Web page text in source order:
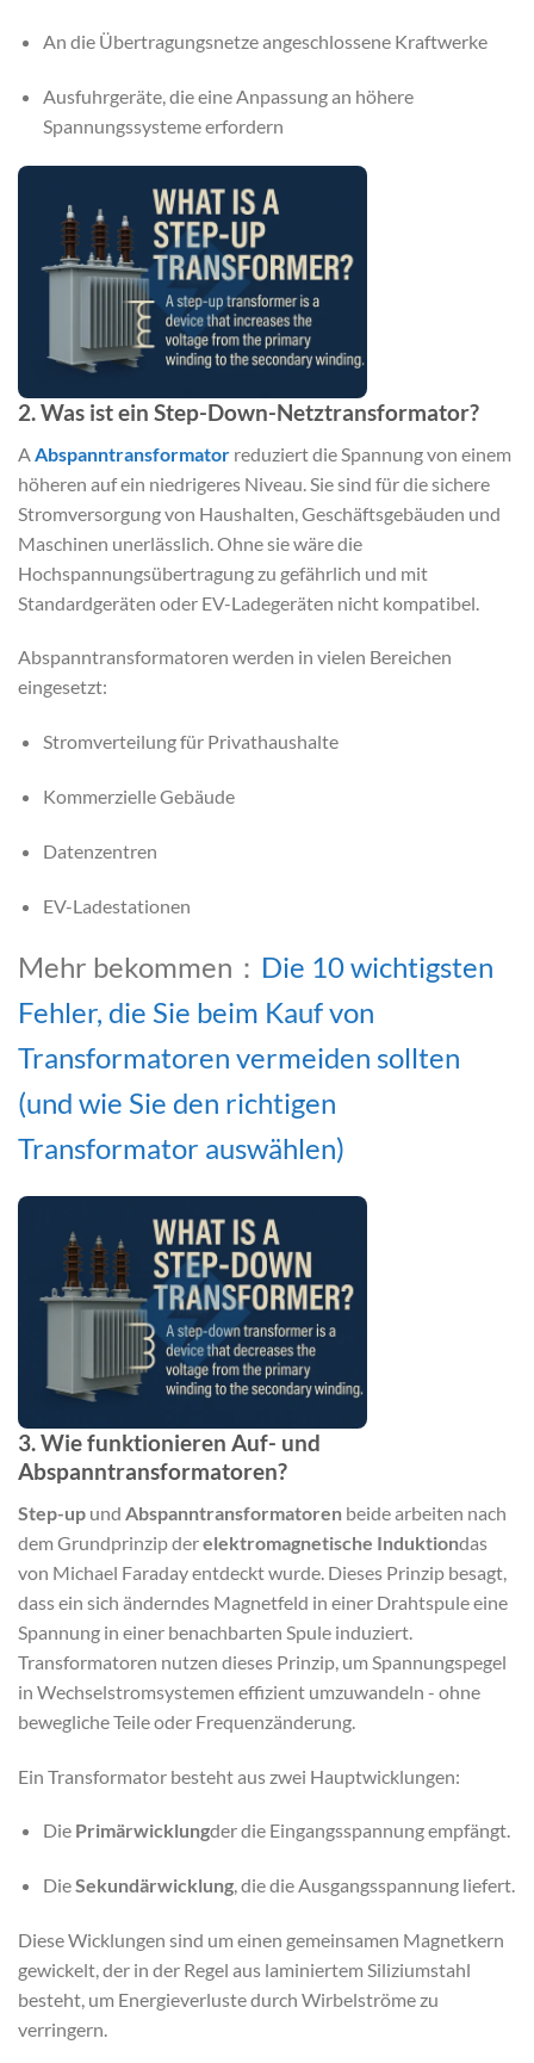
An die Übertragungsnetze angeschlossene Kraftwerke
Ausfuhrgeräte, die eine Anpassung an höhere
Spannungssysteme erfordern
2. Was ist ein Step-Down-Netztransformator?
A Abspanntransformator reduziert die Spannung von einem
höheren auf ein niedrigeres Niveau. Sie sind für die sichere
Stromversorgung von Haushalten, Geschäftsgebäuden und
Maschinen unerlässlich. Ohne sie wäre die
Hochspannungsübertragung zu gefährlich und mit
Standardgeräten oder EV-Ladegeräten nicht kompatibel.
Abspanntransformatoren werden in vielen Bereichen
eingesetzt:
Stromverteilung für Privathaushalte
Kommerzielle Gebäude
Datenzentren
EV-Ladestationen
Mehr bekommen： Die 10 wichtigsten
Fehler, die Sie beim Kauf von
Transformatoren vermeiden sollten
(und wie Sie den richtigen
Transformator auswählen)
3. Wie funktionieren Auf- und
Abspanntransformatoren?
Step-up und Abspanntransformatoren beide arbeiten nach
dem Grundprinzip derelektromagnetische Induktiondas
von Michael Faraday entdeckt wurde. Dieses Prinzip besagt,
dass ein sich änderndes Magnetfeld in einer Drahtspule eine
Spannung in einer benachbarten Spule induziert.
Transformatoren nutzen dieses Prinzip, um Spannungspegel
in Wechselstromsystemen effizient umzuwandeln - ohne
bewegliche Teile oder Frequenzänderung.
Ein Transformator besteht aus zwei Hauptwicklungen:
Die Primärwicklungder die Eingangsspannung empfängt.
DieSekundärwicklung, die die Ausgangsspannung liefert.
Diese Wicklungen sind um einen gemeinsamen Magnetkern
gewickelt, der in der Regel aus laminiertem Siliziumstahl
besteht, um Energieverluste durch Wirbelströme zu
verringern.